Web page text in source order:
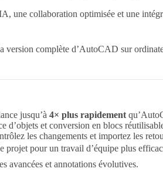
une collaboration optimisée et une
complète d’AutoCAD sur
jusqu’à 4× plus rapidement
d’objets et conversion en blocs
les changements et importez les
projet pour un travail d’équipe plus
avancées et annotations évolutives.